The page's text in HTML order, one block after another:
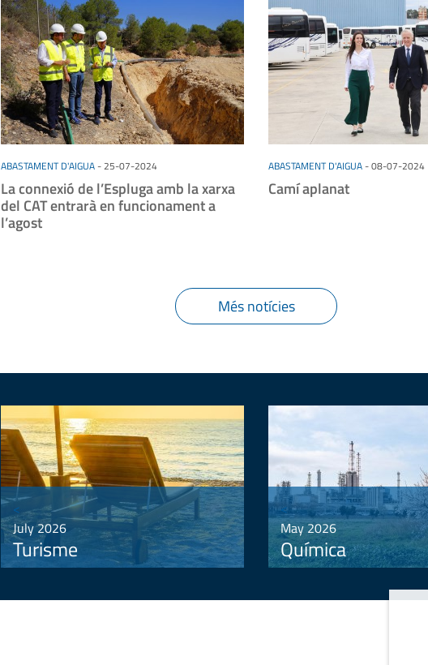
ABASTAMENT D'AIGUA-25-07-2024
La connexió de l’Espluga amb la xarxa
del CAT entrarà en funcionament a
l’agost
ABASTAMENT D'AIGUA-08-07-2024
Camí aplanat
Més notícies
<
July 2026
Turisme
<
May 2026
Química